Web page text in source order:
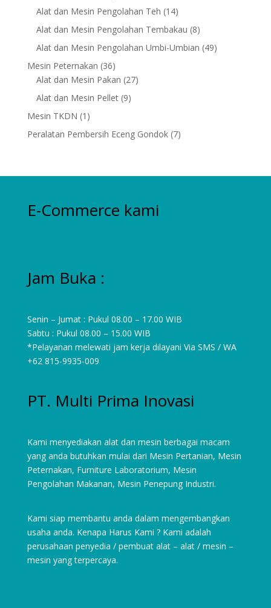
Alat dan Mesin Pengolahan Teh 1414
products
Alat dan Mesin Pengolahan Tembakau 88
products
Alat dan Mesin Pengolahan Umbi-Umbian 4949
Mesin Peternakan 3636
products
Alat dan Mesin Pakan 2727
Alat dan Mesin Pellet 99
Mesin TKDN 1 1
product
Peralatan Pembersih Eceng Gondok 77
E-Commerce kami
Jam Buka :
Senin – Jumat : Pukul 08.00 – 17.00 WIB
Sabtu : Pukul 08.00 – 15.00 WIB
*Pelayanan melewati jam kerja dilayani Via SMS / WA
+62 815-9935-009
PT. Multi Prima Inovasi
Kami menyediakan alat dan mesin berbagai macam
yang anda butuhkan mulai dari Mesin Pertanian, Mesin
Peternakan, Furniture Laboratorium, Mesin
Pengolahan Makanan, Mesin Penepung Industri.
Kami siap membantu anda dalam mengembangkan
usaha anda. Kenapa Harus Kami ? Kami adalah
perusahaan penyedia / pembuat alat – alat / mesin –
mesin yang terpercaya.